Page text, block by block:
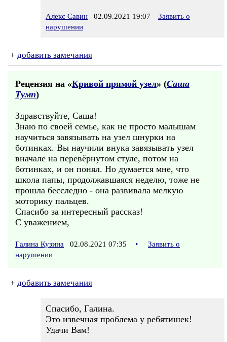
Алекс Савин 02.09.2021 19:07
Заявить о
нарушении
+ добавить замечания
Рецензия на «Кривой прямой узел» (Саша
Тумп)
Здравствуйте, Саша!
Знаю по своей семье, как не просто малышам
научиться завязывать на узел шнурки на
ботинках. Вы научили внука завязывать узел
вначале на перевёрнутом стуле, потом на
ботинках, и он понял. Но думается мне, что
школа папы, продолжавшаяся неделю, тоже не
прошла бесследно - она развивала мелкую
моторику пальцев.
Спасибо за интересный рассказ!
С уважением,
Галина Кузина 02.08.2021 07:35 •
Заявить о
нарушении
+ добавить замечания
Спасибо, Галина.
Это извечная проблема у ребятишек!
Удачи Вам!